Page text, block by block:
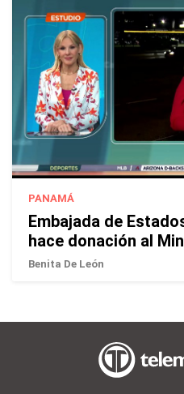
PANAMÁ
Embajada de
hace donación al
Benita De León